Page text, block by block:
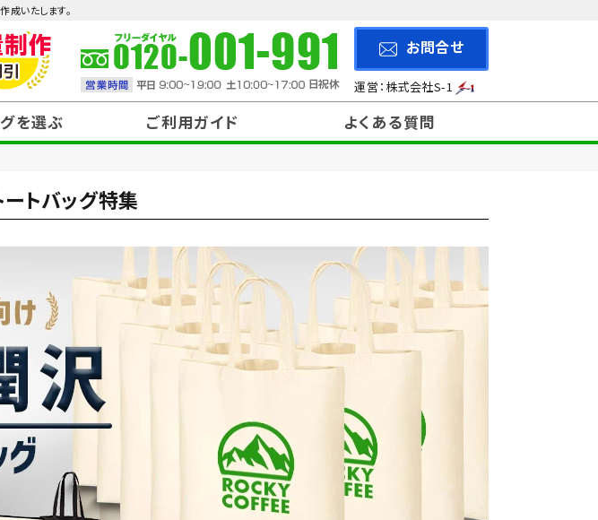
いたします。
お問合せ
運営：株式会社S-1
を選ぶ
100円～199円
ご利用ガイド
ガイド データ作成と入稿方法
よくある質問
トバッグ特集